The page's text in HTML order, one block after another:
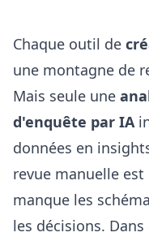
Chaque outil de
une montagne de
Mais seule une
d'enquête par IA
données en
revue manuelle
manque les
les décisions.